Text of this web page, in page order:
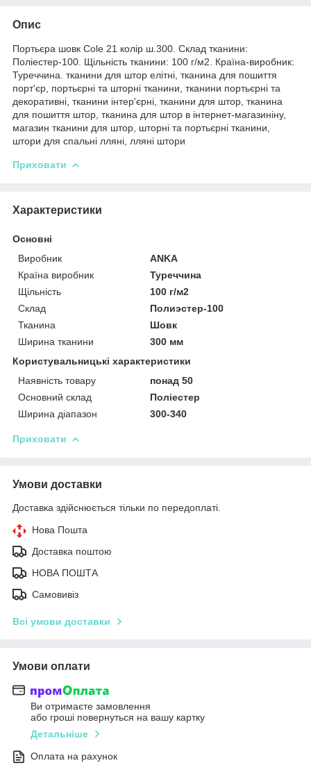
Опис
Портьєра шовк Cole 21 колір ш.300. Склад тканини:
Поліестер-100. Щільність тканини: 100 г/м2. Країна-виробник:
Туреччина. тканини для штор елітні, тканина для пошиття
порт'єр, портьєрні та шторні тканини, тканини портьєрні та
декоративні, тканини інтер'єрні, тканини для штор, тканина
для пошиття штор, тканина для штор в інтернет-магазиніну,
магазин тканини для штор, шторні та портьєрні тканини,
штори для спальні лляні, лляні штори
Приховати
Характеристики
Основні
Виробник
ANKA
Країна виробник
Туреччина
Щільність
100 г/м2
Склад
Полиэстер-100
Тканина
Шовк
Ширина тканини
300 мм
Користувальницькі характеристики
Наявність товару
понад 50
Основний склад
Поліестер
Ширина діапазон
300-340
Приховати
Умови доставки
Доставка здійснюється тільки по передоплаті.
Нова Пошта
Доставка поштою
НОВА ПОШТА
Самовивіз
Всі умови доставки
Умови оплати
Ви отримаєте замовлення
або гроші повернуться на вашу картку
Детальніше
Оплата на рахунок